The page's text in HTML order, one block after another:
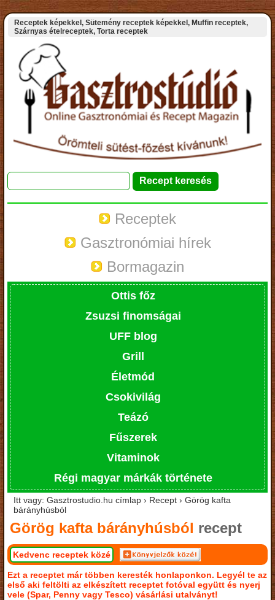
Receptek képekkel, Sütemény receptek képekkel, Muffin receptek,
Szárnyas ételreceptek, Torta receptek
Receptek
Gasztronómiai hírek
Bormagazin
Ottis főz
Zsuzsi finomságai
UFF blog
Grill
Életmód
Csokivilág
Teázó
Fűszerek
Vitaminok
Régi magyar márkák története
Itt vagy: Gasztrostudio.hu címlap › Recept › Görög kafta
bárányhúsból
Görög kafta bárányhúsból recept
Kedvenc receptek közé
Ezt a receptet már többen keresték honlaponkon. Legyél te az
első aki feltölti az elkészített receptet fotóval együtt és nyerj
vele (Spar, Penny vagy Tesco) vásárlási utalványt!